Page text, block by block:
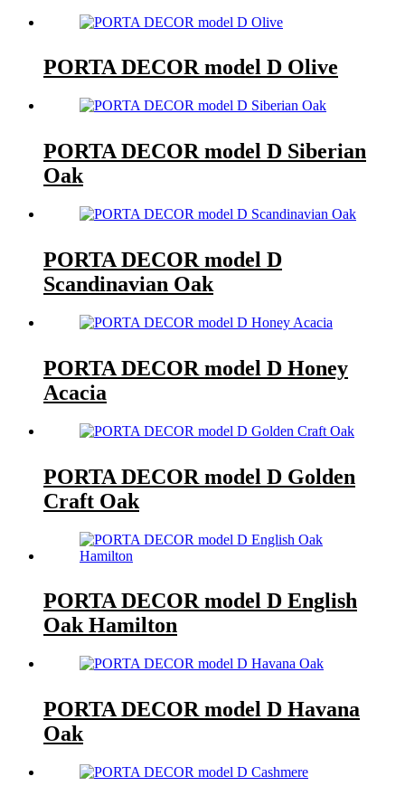
PORTA DECOR model D Olive
PORTA DECOR model D Siberian
Oak
PORTA DECOR model D
Scandinavian Oak
PORTA DECOR model D Honey
Acacia
PORTA DECOR model D Golden
Craft Oak
PORTA DECOR model D English
Oak Hamilton
PORTA DECOR model D Havana
Oak